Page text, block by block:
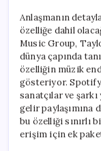
Anlaşmanın
özelliğe dahil
Music Group,
dünya çapında
özelliğin müzik
gösteriyor. Spotify
sanatçılar ve
gelir paylaşımına
bu özelliği sınırlı
erişim için ek